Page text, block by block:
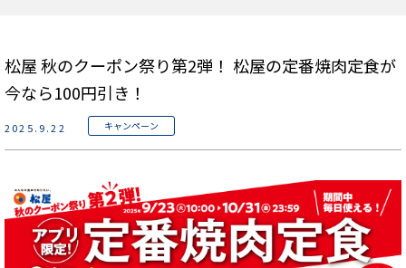
2025.9.22 キャンペーン
松屋 秋のクーポン祭り第2弾！ 松屋の定番焼肉定食が
今なら100円引き！